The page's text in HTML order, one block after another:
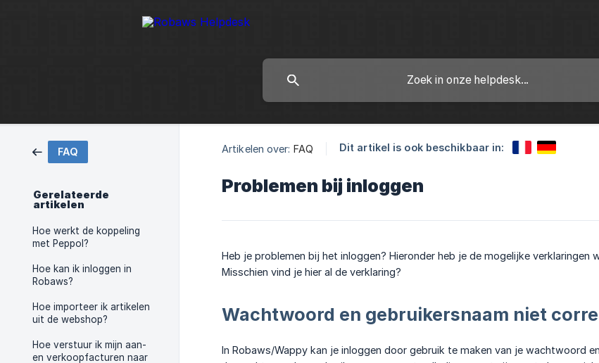
FAQ
Gerelateerde
artikelen
Hoe werkt de koppeling
met Peppol?
Hoe kan ik inloggen in
Robaws?
Hoe importeer ik artikelen
uit de webshop?
Hoe verstuur ik mijn aan-
en verkoopfacturen naar
Artikelen over: FAQ Dit artikel is ook beschikbaar in:
Problemen bij inloggen
Heb je problemen bij het inloggen? Hieronder heb je de mogelijke verklaringen
Misschien vind je hier al de verklaring?
Wachtwoord en gebruikersnaam niet
In Robaws/Wappy kan je inloggen door gebruik te maken van je wachtwoord